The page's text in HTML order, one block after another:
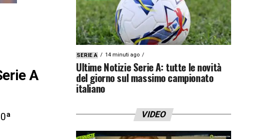
A
SERIE A 14 minuti ago
Ultime Notizie Serie A: tutte le novità
del giorno sul massimo campionato
italiano
VIDEO